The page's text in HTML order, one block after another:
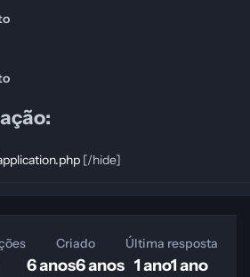
[/hide]
Criado
6 anos6 anos
Última resposta
1 ano1 ano